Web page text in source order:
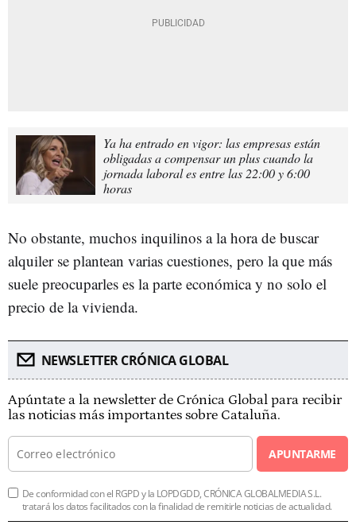
Ya ha entrado en vigor: las empresas están
obligadas a compensar un plus cuando la
jornada laboral es entre las 22:00 y 6:00
horas
No obstante, muchos inquilinos a la hora de buscar
alquiler se plantean varias cuestiones, pero la que más
suele preocuparles es la parte económica y no solo el
precio de la vivienda.
NEWSLETTER CRÓNICA GLOBAL
Apúntate a la newsletter de Crónica Global para recibir
las noticias más importantes sobre Cataluña.
APUNTARME
De conformidad con el RGPD y la LOPDGDD, CRÓNICA GLOBALMEDIA S.L.
tratará los datos facilitados con la finalidad de remitirle noticias de actualidad.